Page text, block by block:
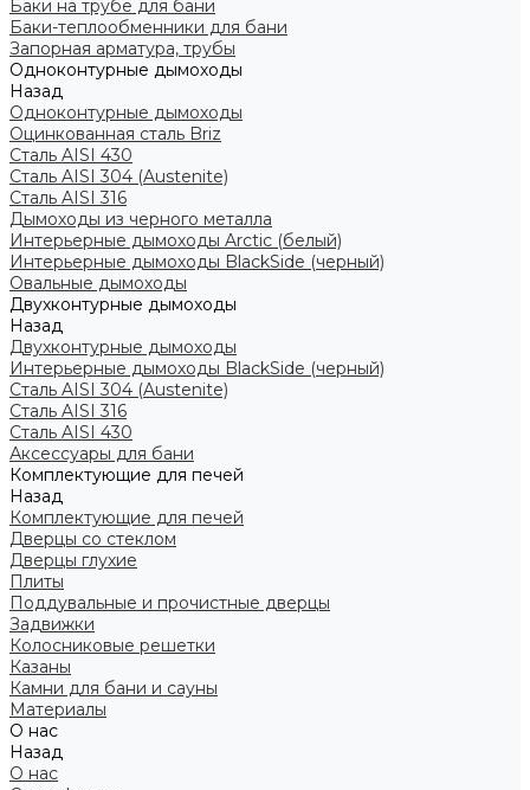
Баки на трубе для бани
Баки-теплообменники для бани
Запорная арматура, трубы
Одноконтурные дымоходы
Назад
Одноконтурные дымоходы
Оцинкованная сталь Briz
Сталь AISI 430
Сталь AISI 304 (Austenite)
Сталь AISI 316
Дымоходы из черного металла
Интерьерные дымоходы Arctic (белый)
Интерьерные дымоходы BlackSide (черный)
Овальные дымоходы
Двухконтурные дымоходы
Назад
Двухконтурные дымоходы
Интерьерные дымоходы BlackSide (черный)
Сталь AISI 304 (Austenite)
Сталь AISI 316
Сталь AISI 430
Аксессуары для бани
Комплектующие для печей
Назад
Комплектующие для печей
Дверцы со стеклом
Дверцы глухие
Плиты
Поддувальные и прочистные дверцы
Задвижки
Колосниковые решетки
Казаны
Камни для бани и сауны
Материалы
О нас
Назад
О нас